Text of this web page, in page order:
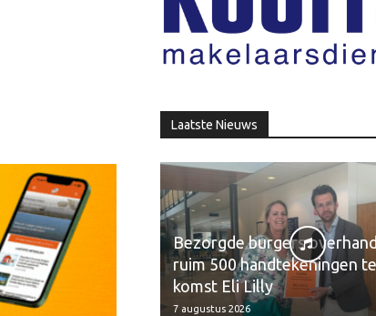
Laatste Nieuws
Bezorgde burgers
ruim 500 handtekeningen
komst Eli Lilly
7 augustus 2026